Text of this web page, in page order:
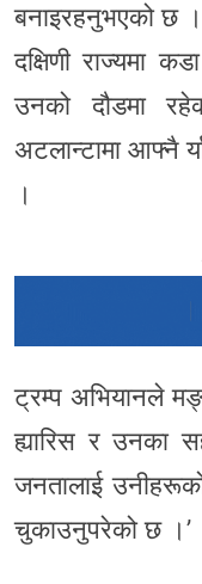
बनाइरहनुभएको छ
दक्षिणी राज्यमा
उनको दौडमा
अटलान्टामा आफ्नै
।
ट्रम्प अभियानले
ह्यारिस र उनका
जनतालाई
चुकाउनुपरेको छ ।’